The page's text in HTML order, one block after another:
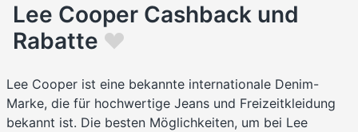
Lee Cooper Cashback und
Rabatte
Lee Cooper ist eine bekannte internationale Denim-
Marke, die für hochwertige Jeans und Freizeitkleidung
bekannt ist. Die besten Möglichkeiten, um bei Lee